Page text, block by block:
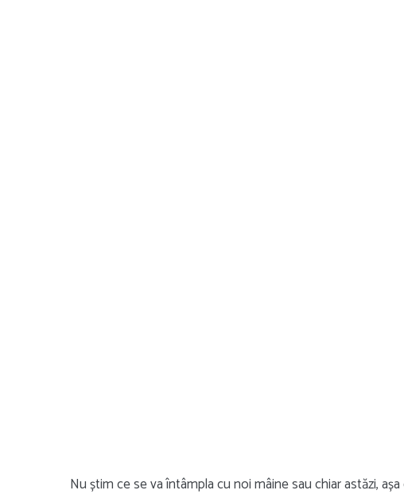
Nu știm ce se va întâmpla cu noi mâine sau chiar astăzi,